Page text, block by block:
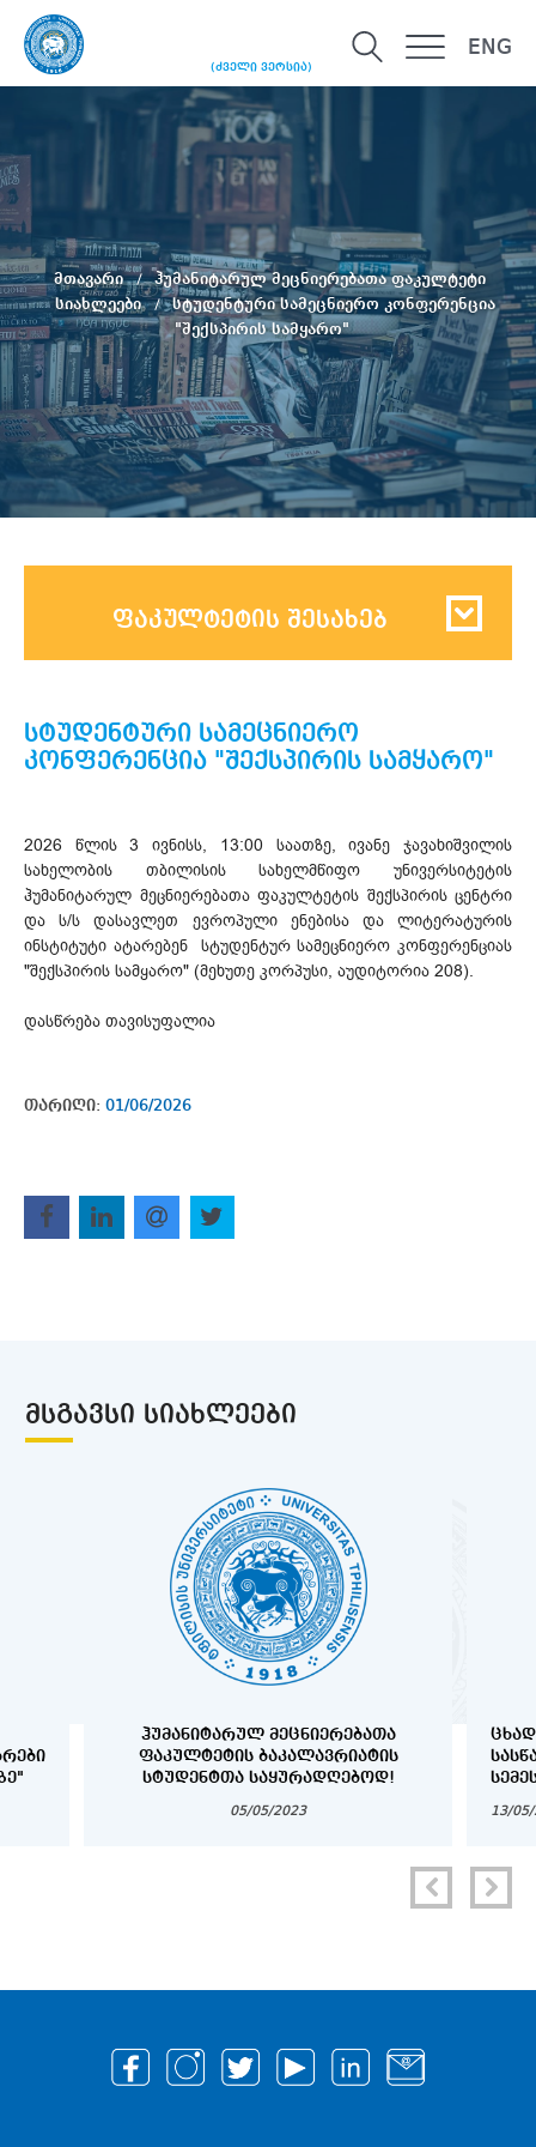
(ძველი ვერსია)
ENG
მთავარი
ჰუმანიტარულ მეცნიერებათა ფაკულტეტი
სიახლეები
სტუდენტური სამეცნიერო კონფერენცია
"შექსპირის სამყარო"
ფაკულტეტის შესახებ
სტუდენტური სამეცნიერო
კონფერენცია "შექსპირის სამყარო"
2026 წლის 3 ივნისს, 13:00 საათზე, ივანე ჯავახიშვილის
სახელობის თბილისის სახელმწიფო უნივერსიტეტის
ჰუმანიტარულ მეცნიერებათა ფაკულტეტის შექსპირის ცენტრი
და ს/ს დასავლეთ ევროპული ენებისა და ლიტერატურის
ინსტიტუტი ატარებენ სტუდენტურ სამეცნიერო კონფერენციას
"შექსპირის სამყარო" (მეხუთე კორპუსი, აუდიტორია 208).
დასწრება თავისუფალია
თარიღი: 01/06/2026
ᲛᲡᲒᲐᲕᲡᲘ ᲡᲘᲐᲮᲚᲔᲔᲑᲘ
ᲰᲣᲛᲐᲜᲘᲢᲐᲠᲣᲚ ᲛᲔᲪᲜᲘᲔᲠᲔᲑᲐᲗᲐ
ᲤᲐᲙᲣᲚᲢᲔᲢᲘᲡ ᲑᲐᲙᲐᲚᲐᲕᲠᲘᲐᲢᲘᲡ
ᲡᲢᲣᲓᲔᲜᲢᲗᲐ ᲡᲐᲧᲣᲠᲐᲓᲦᲔᲑᲝᲓ!
05/05/2023 13/